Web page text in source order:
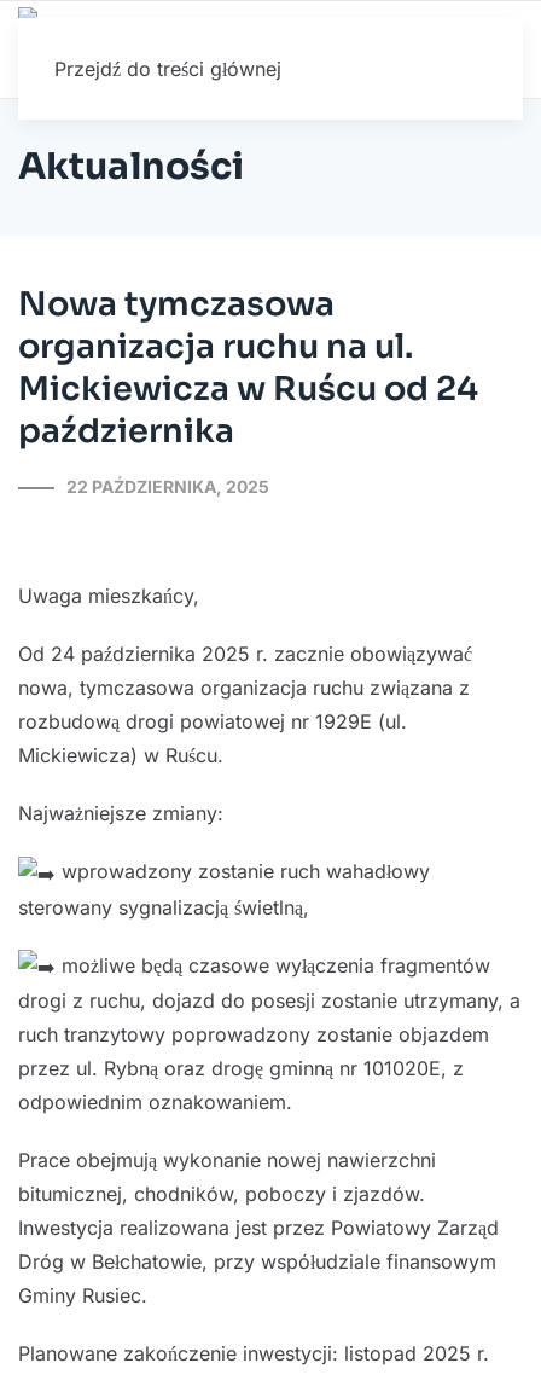
Przejdź do treści głównej
Aktualności
Nowa tymczasowa
organizacja ruchu na ul.
Mickiewicza w Ruścu od 24
października
22 PAŹDZIERNIKA, 2025
Uwaga mieszkańcy,
Od 24 października 2025 r. zacznie obowiązywać
nowa, tymczasowa organizacja ruchu związana z
rozbudową drogi powiatowej nr 1929E (ul.
Mickiewicza) w Ruścu.
Najważniejsze zmiany:
wprowadzony zostanie ruch wahadłowy
sterowany sygnalizacją świetlną,
możliwe będą czasowe wyłączenia fragmentów
drogi z ruchu, dojazd do posesji zostanie utrzymany, a
ruch tranzytowy poprowadzony zostanie objazdem
przez ul. Rybną oraz drogę gminną nr 101020E, z
odpowiednim oznakowaniem.
Prace obejmują wykonanie nowej nawierzchni
bitumicznej, chodników, poboczy i zjazdów.
Inwestycja realizowana jest przez Powiatowy Zarząd
Dróg w Bełchatowie, przy współudziale finansowym
Gminy Rusiec.
Planowane zakończenie inwestycji: listopad 2025 r.